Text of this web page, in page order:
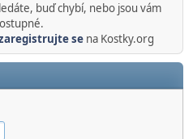
buď chybí, nebo jsou vám
sena Kostky.org